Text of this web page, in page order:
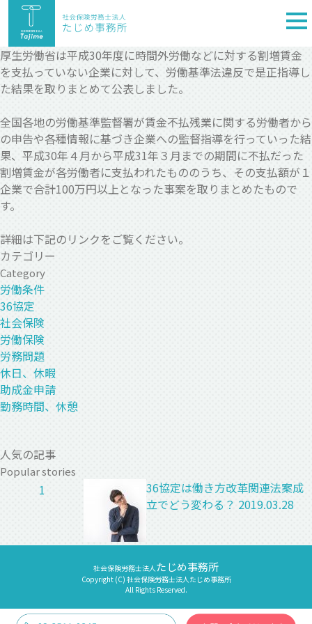
厚生労働省は平成30年度に時間外労働などに対する割増賃金
を支払っていない企業に対して、労働基準法違反で是正指導し
た結果を取りまとめて公表しました。
全国各地の労働基準監督署が賃金不払残業に関する労働者から
の申告や各種情報に基づき企業への監督指導を行っていった結
果、平成30年４月から平成31年３月までの期間に不払だった
割増賃金が各労働者に支払われたもののうち、その支払額が１
企業で合計100万円以上となった事案を取りまとめたもので
す。
詳細は下記のリンクをご覧ください。
カテゴリー
Category
労働条件
36協定
社会保険
労働保険
労務問題
休日、休暇
助成金申請
勤務時間、休憩
人気の記事
Popular stories
1
36協定は働き方改革関連法案成
立でどう変わる？ 2019.03.28
社会保険労務士法人 たじめ事務所
Copyright (C) 社会保険労務士法人たじめ事務所
All Rights Reserved.